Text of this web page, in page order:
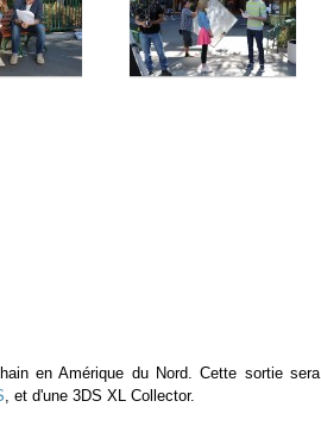
en Amérique du Nord. Cette sortie sera
, et d'une 3DS XL Collector.